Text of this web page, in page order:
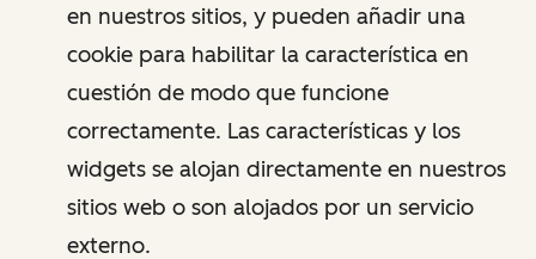
en nuestros sitios, y pueden añadir una
cookie para habilitar la característica en
cuestión de modo que funcione
correctamente. Las características y los
widgets se alojan directamente en nuestros
sitios web o son alojados por un servicio
externo.